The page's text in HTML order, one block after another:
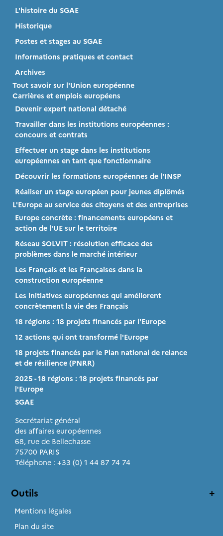
L'histoire du SGAE
Historique
Postes et stages au SGAE
Informations pratiques et contact
Archives
Tout savoir sur l'Union européenne
Carrières et emplois européens
Devenir expert national détaché
Travailler dans les institutions européennes :
concours et contrats
Effectuer un stage dans les institutions
européennes en tant que fonctionnaire
Découvrir les formations européennes de l'INSP
Réaliser un stage européen pour jeunes diplômés
L'Europe au service des citoyens et des entreprises
Europe concrète : financements européens et
action de l'UE sur le territoire
Réseau SOLVIT : résolution efficace des
problèmes dans le marché intérieur
Les Français et les Françaises dans la
construction européenne
Les initiatives européennes qui améliorent
concrètement la vie des Français
18 régions : 18 projets financés par l'Europe
12 actions qui ont transformé l'Europe
18 projets financés par le Plan national de relance
et de résilience (PNRR)
2025 - 18 régions : 18 projets financés par
l'Europe
SGAE
Secrétariat général
des affaires européennes
68, rue de Bellechasse
75700 PARIS
Téléphone : +33 (0) 1 44 87 74 74
Outils
Mentions légales
Plan du site